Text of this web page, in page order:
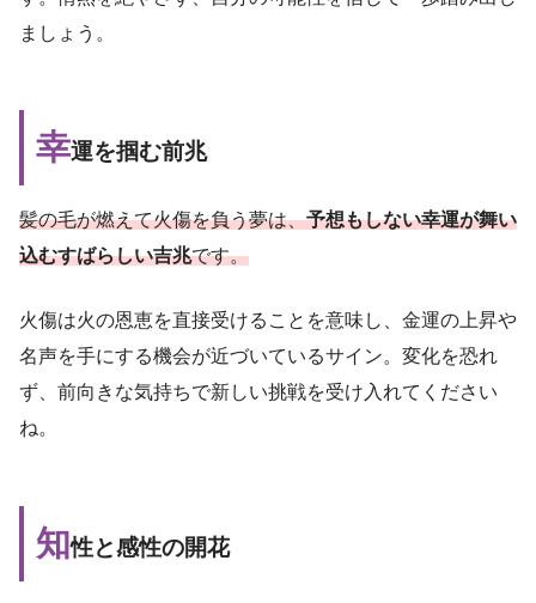
ましょう。
幸運を掴む前兆
髪の毛が燃えて火傷を負う夢は、予想もしない幸運が舞い
込むすばらしい吉兆です。
火傷は火の恩恵を直接受けることを意味し、金運の上昇や
名声を手にする機会が近づいているサイン。変化を恐れ
ず、前向きな気持ちで新しい挑戦を受け入れてください
ね。
知性と感性の開花